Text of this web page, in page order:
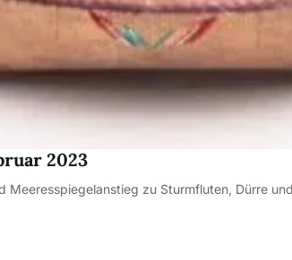
2023
Meeresspiegelanstieg zu Sturmfluten, Dürre